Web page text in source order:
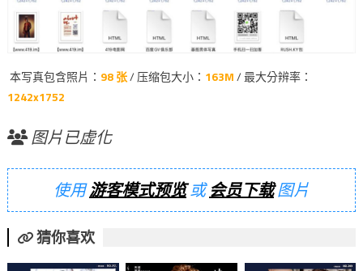
本写真包含照片： 98 张/ 压缩包大小： 163M/ 最大分辨率：
1242x1752
图片已虚化
使用游客模式预览或会员下载图片
猜你喜欢